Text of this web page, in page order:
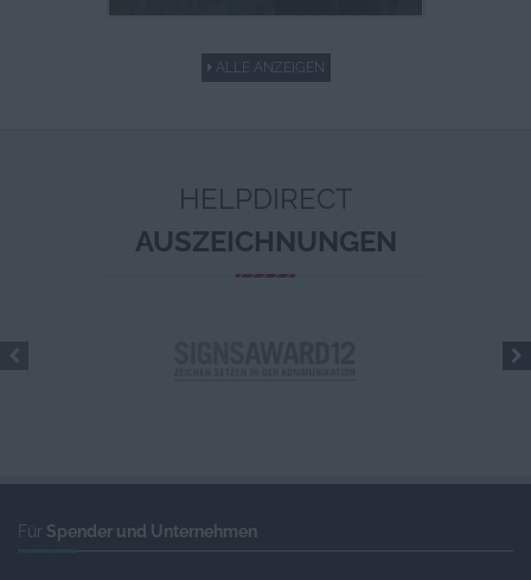
ALLE ANZEIGEN
HELPDIRECT
AUSZEICHNUNGEN
Für Spender und Unternehmen